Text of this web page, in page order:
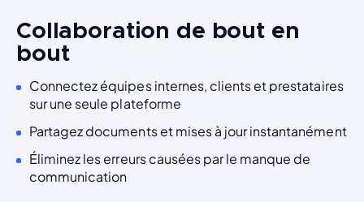
Collaboration de bout en
bout
Connectez équipes internes, clients et prestataires
sur une seule plateforme
Partagez documents et mises à jour instantanément
Éliminez les erreurs causées par le manque de
communication